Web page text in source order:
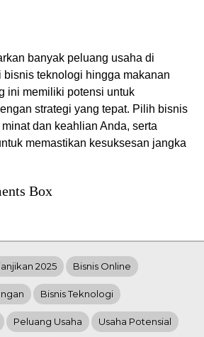
banyak peluang usaha di
bisnis teknologi hingga makanan
ini memiliki potensi untuk
strategi yang tepat. Pilih bisnis
dan keahlian Anda, serta
memastikan kesuksesan jangka
Box
2025 Bisnis Online
Bisnis Teknologi
Peluang Usaha Usaha Potensial